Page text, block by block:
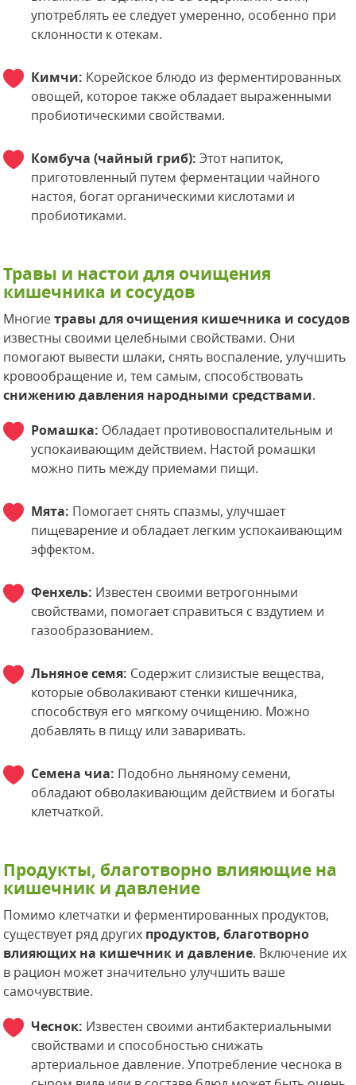
употреблять ее следует умеренно, особенно при
склонности к отекам.
Кимчи: Корейское блюдо из ферментированных
овощей, которое также обладает выраженными
пробиотическими свойствами.
Комбуча (чайный гриб): Этот напиток,
приготовленный путем ферментации чайного
настоя, богат органическими кислотами и
пробиотиками.
Травы и настои для очищения
кишечника и сосудов
Многиетравы для очищения кишечника и сосудов
известны своими целебными свойствами. Они
помогают вывести шлаки, снять воспаление, улучшить
кровообращение и, тем самым, способствовать
снижению давления народными средствами.
Ромашка: Обладает противовоспалительным и
успокаивающим действием. Настой ромашки
можно пить между приемами пищи.
Мята: Помогает снять спазмы, улучшает
пищеварение и обладает легким успокаивающим
эффектом.
Фенхель: Известен своими ветрогонными
свойствами, помогает справиться с вздутием и
газообразованием.
Льняное семя: Содержит слизистые вещества,
которые обволакивают стенки кишечника,
способствуя его мягкому очищению. Можно
добавлять в пищу или заваривать.
Семена чиа: Подобно льняному семени,
обладают обволакивающим действием и богаты
клетчаткой.
Продукты, благотворно влияющие на
кишечник и давление
Помимо клетчатки и ферментированных продуктов,
существует ряд других продуктов, благотворно
влияющих на кишечник и давление. Включение их
в рацион может значительно улучшить ваше
самочувствие.
Чеснок: Известен своими антибактериальными
свойствами и способностью снижать
артериальное давление. Употребление чеснока в